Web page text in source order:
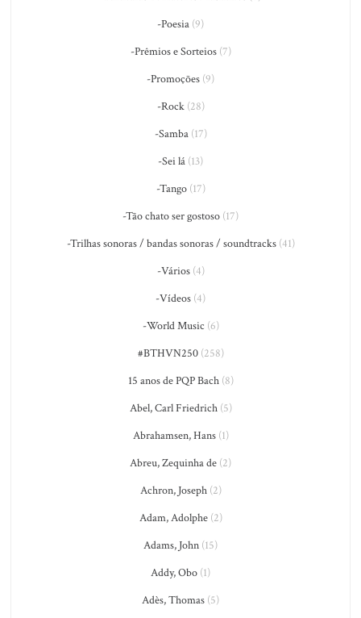
-Poesia (9)
-Prêmios e Sorteios(7)
-Promoções (9)
-Rock(28)
-Samba(17)
-Sei lá (13)
-Tango(17)
-Tão chato ser gostoso (17)
-Trilhas sonoras / bandas sonoras / soundtracks(41)
-Vários(4)
-Vídeos (4)
-World Music (6)
#BTHVN250(258)
15 anos de PQP Bach(8)
Abel, Carl Friedrich(5)
Abrahamsen, Hans(1)
Abreu, Zequinha de (2)
Achron, Joseph(2)
Adam, Adolphe(2)
Adams, John (15)
Addy, Obo (1)
Adès, Thomas (5)